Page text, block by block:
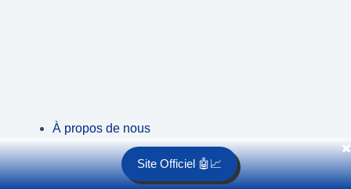
Site Officiel 🤖📈
✖️
À propos de nous
Notre méthodologie
Conditions générales d’utilisation